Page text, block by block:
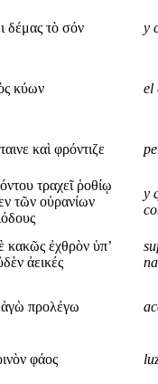
δέμας τὸ σόν y
κύων el
καὶ φρόντιζε
τραχεῖ ῥοθίῳ
τῶν οὐρανίων
y
κακῶς ἐχθρὸν ὑπ’
ἀεικές
ἁγὼ προλέγω
φάος